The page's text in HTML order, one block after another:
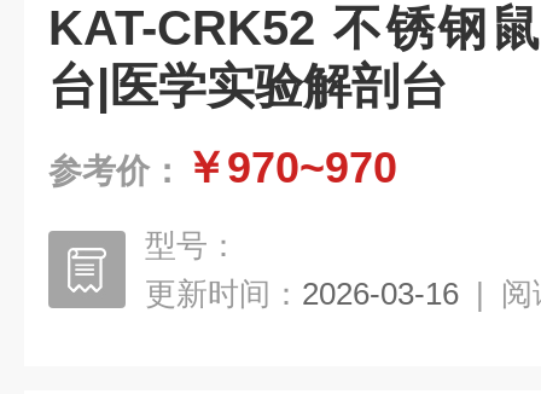
KAT-CRK52 不锈钢
台|医学实验解剖台
参考价： ￥970~970
型号：
更新时间： 2026-03-16 | 阅